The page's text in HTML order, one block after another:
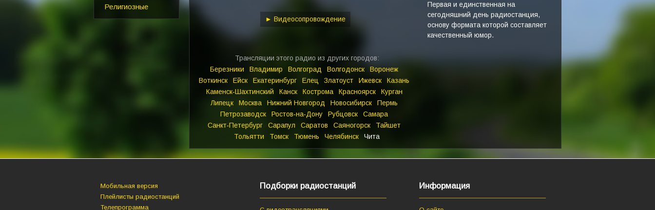
Религиозные
► Видеосопровождение
Трансляции этого радио из других городов:
Березники
Владимир Волгоград Волгодонск
Воронеж
Воткинск
Ейск Екатеринбург Елец Златоуст Ижевск
Казань
Каменск‑Шахтинский
Канск Кострома Красноярск
Курган
Липецк
Москва Нижний Новгород Новосибирск
Пермь
Петрозаводск
Ростов‑на‑Дону Рубцовск
Самара
Санкт‑Петербург
Сарапул Саратов Саяногорск
Тайшет
Тольятти
Томск Тюмень Челябинск Чита
Первая и единственная на
сегодняшний день радиостанция,
основу формата которой составляет
качественный юмор.
Мобильная версия
Плейлисты радиостанций
Телепрограмма
Подборки радиостанций Информация